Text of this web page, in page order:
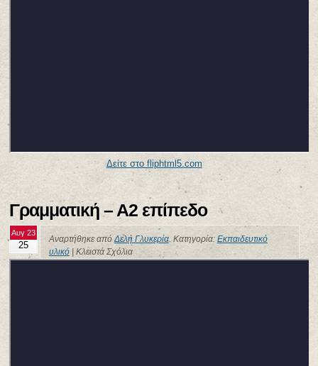
Δείτε στο fliphtml5.com
Γραμματική – Α2 επίπεδο
Αυγ 23
25
Αναρτήθηκε απόΔελή Γλυκερία. Κατηγορία: Εκπαιδευτικό
υλικό| Κλειστά Σχόλια